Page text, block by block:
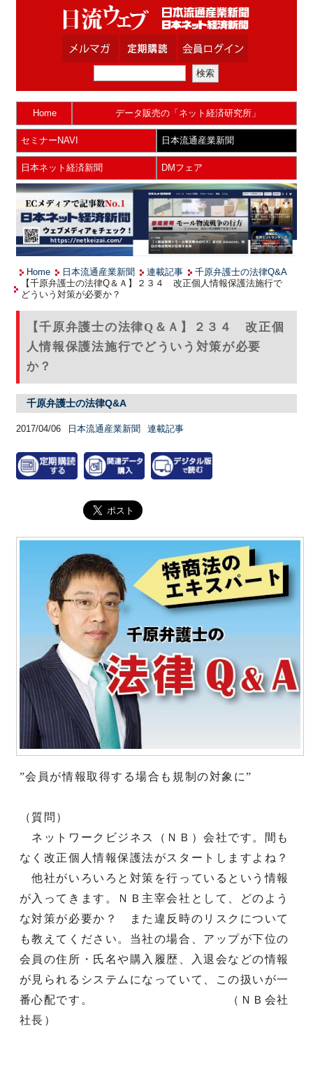
Home データ販売の「ネット経済研究所」
セミナーNAVI 日本流通産業新聞
日本ネット経済新聞 DMフェア
Home 日本流通産業新聞 連載記事
千原弁護士の法律Q&A
【千原弁護士の法律Q＆Ａ】２３４ 改正個人情報保護法施行で
どういう対策が必要か？
【千原弁護士の法律Q＆Ａ】２３４ 改正個
人情報保護法施行でどういう対策が必要
か？
千原弁護士の法律Q&A
2017/04/06 日本流通産業新聞 連載記事
”会員が情報取得する場合も規制の対象に”
（質問）
ネットワークビジネス（ＮＢ）会社です。間も
なく改正個人情報保護法がスタートしますよね？
他社がいろいろと対策を行っているという情報
が入ってきます。ＮＢ主宰会社として、どのよう
な対策が必要か？ また違反時のリスクについて
も教えてください。当社の場合、アップが下位の
会員の住所・氏名や購入履歴、入退会などの情報
が見られるシステムになっていて、この扱いが一
番心配です。 （ＮＢ会社
社長）